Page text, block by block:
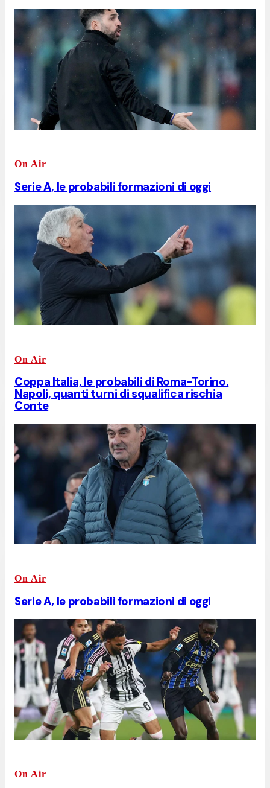
On Air
Serie A, le probabili formazioni di oggi
On Air
Coppa Italia, le probabili di Roma-Torino.
Napoli, quanti turni di squalifica rischia
Conte
On Air
Serie A, le probabili formazioni di oggi
On Air